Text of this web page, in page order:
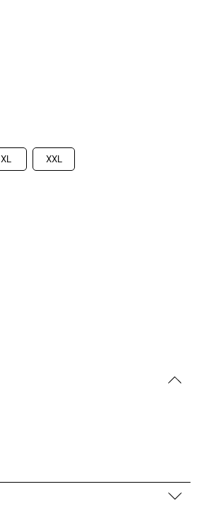
XL XXL